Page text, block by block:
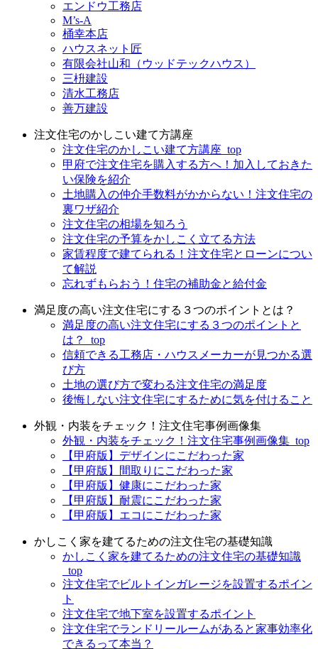
エンドウ工務店
M’s-A
桶幸本店
ハウスネット匠
有限会社山和（ウッドテックハウス）
三枡建設
清水工務店
善万建設
注文住宅のかしこい建て方講座
注文住宅のかしこい建て方講座_top
甲府で注文住宅を購入する方へ！加入しておきた
い保険を紹介
土地購入の仲介手数料がかからない！注文住宅の
裏ワザ紹介
注文住宅の相場を知ろう
注文住宅の予算をかしこく立てる方法
家賃程度で建てられる！注文住宅とローンについ
て解説
忘れずもらおう！住宅の補助金と給付金
満足度の高い注文住宅にする３つのポイントとは？
満足度の高い注文住宅にする３つのポイントと
は？_top
信頼できる工務店・ハウスメーカーが見つかる選
び方
土地の選び方で変わる注文住宅の満足度
後悔しない注文住宅にするために気を付けること
外観・内装をチェック！注文住宅事例画像集
外観・内装をチェック！注文住宅事例画像集_top
【甲府版】デザインにこだわった家
【甲府版】間取りにこだわった家
【甲府版】健康にこだわった家
【甲府版】耐震にこだわった家
【甲府版】エコにこだわった家
かしこく家を建てるための注文住宅の基礎知識
かしこく家を建てるための注文住宅の基礎知識
_top
注文住宅でビルトインガレージを設置するポイン
ト
注文住宅で地下室を設置するポイント
注文住宅でランドリールームがあると家事効率化
できるって本当？